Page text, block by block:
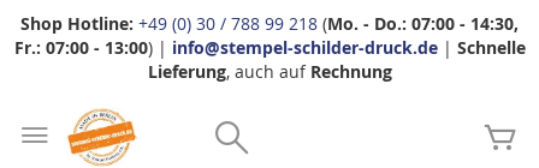
Shop Hotline: +49 (0) 30 / 788 99 218 (Mo. - Do.: 07:00 - 14:30,
Fr.: 07:00 - 13:00) | info@stempel-schilder-druck.de| Schnelle
Lieferung, auch auf Rechnung